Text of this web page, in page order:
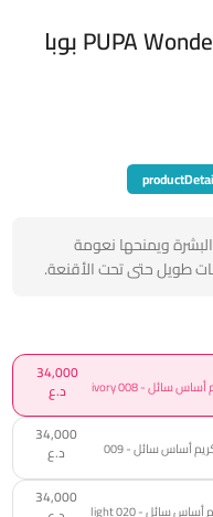
PUPA Wonder Me Fluid Foundation 30ml بوبا
ويمنحها نعومة
طويل حتى تحت الأقنعة.
PUPA Wonder Me Fluid Foundation 30ml بوبا كريم أساس سائل - 008 ivory
34,000
د.ع
PUPA Wonder Me Fluid Foundation 30ml بوبا كريم أساس سائل - 009
34,000
د.ع
PUPA Wonder Me Fluid Foundation 30ml بوبا كريم أساس سائل - 020 light
34,000